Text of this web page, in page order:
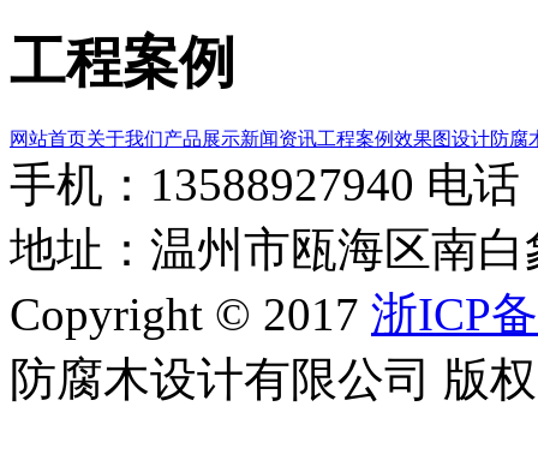
工程案例
网站首页关于我们产品展示新闻资讯工程案例效果图设计防腐
手机：13588927940 电话
地址：温州市瓯海区南
Copyright © 2017 浙ICP
防腐木设计有限公司 版